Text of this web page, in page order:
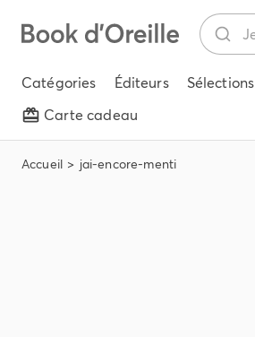
Catégories Éditeurs Sélections
Carte cadeau
Accueil jai-encore-menti